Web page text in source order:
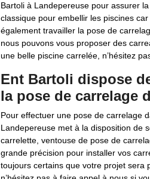
Bartoli à Landepereuse pour assurer
classique pour embellir les piscines
également travailler la pose de
nous pouvons vous proposer des
une belle piscine carrelée, n’hésitez
Ent Bartoli dispose
la pose de carrelage
Pour effectuer une pose de carrelage
Landepereuse met à la disposition de
carrelette, ventouse de pose de
grande précision pour installer vos
toujours certains que votre projet sera